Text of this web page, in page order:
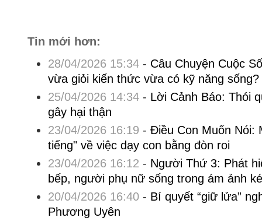
Tin mới hơn:
28/04/2026 15:34- Câu Chuyện Cuộc
vừa giỏi kiến thức vừa có kỹ năng sống?
25/04/2026 14:34- Lời Cảnh Báo: Thói
gây hại thận
23/04/2026 16:19 - Điều Con Muốn Nói:
tiếng" về việc dạy con bằng đòn roi
23/04/2026 16:12 - Người Thứ 3: Phát
bếp, người phụ nữ sống trong ám ảnh
20/04/2026 16:40- Bí quyết “giữ lửa”
Phương Uyên